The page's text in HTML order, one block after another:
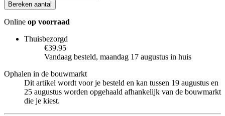
Bereken aantal
Online op voorraad
Thuisbezorgd
€39.95
Vandaag besteld, maandag 17 augustus in huis
Ophalen in de bouwmarkt
Dit artikel wordt voor je besteld en kan tussen 19 augustus en
25 augustus worden opgehaald afhankelijk van de bouwmarkt
die je kiest.